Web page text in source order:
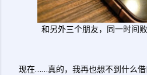
和另外三个朋友，同一时间
现在……真的，我再也想不到什么借